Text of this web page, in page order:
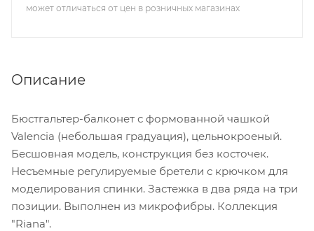
может отличаться от цен в розничных магазинах
Описание
Бюстгальтер-балконет с формованной чашкой
Valencia (небольшая градуация), цельнокроеный.
Бесшовная модель, конструкция без косточек.
Несъемные регулируемые бретели с крючком для
моделирования спинки. Застежка в два ряда на три
позиции. Выполнен из микрофибры. Коллекция
"Riana".